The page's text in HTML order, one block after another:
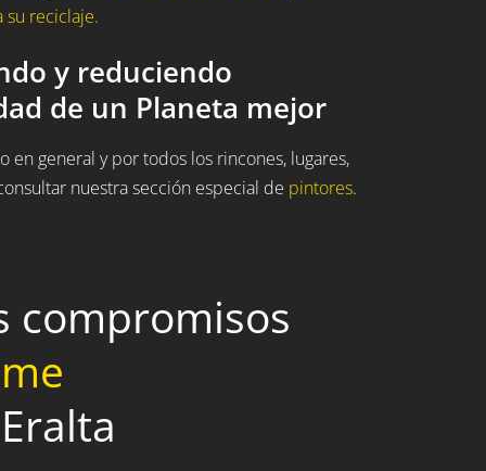
su reciclaje.
y reduciendo
de un Planeta mejor
en general y por todos los rincones, lugares,
nuestra sección especial de pintores.
compromisos